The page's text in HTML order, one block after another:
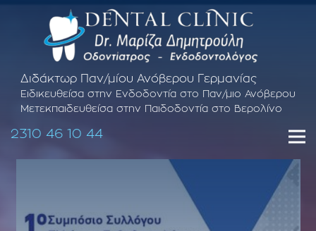
Διδάκτωρ Παν/μίου Ανόβερου Γερμανίας
Ειδικευθείσα στην Ενδοδοντία στο Παν/μιο Ανόβερου
Μετεκπαιδευθείσα στην Παιδοδοντία στο Βερολίνο
2310 46 10 44